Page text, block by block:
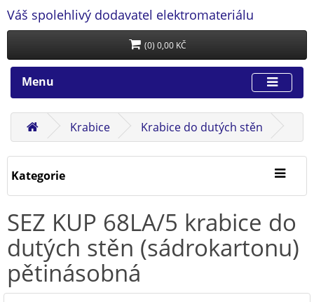
Váš spolehlivý dodavatel elektromateriálu
(0) 0,00 KČ
Menu
Krabice Krabice do dutých stěn
Kategorie
SEZ KUP 68LA/5 krabice do
dutých stěn (sádrokartonu)
pětinásobná